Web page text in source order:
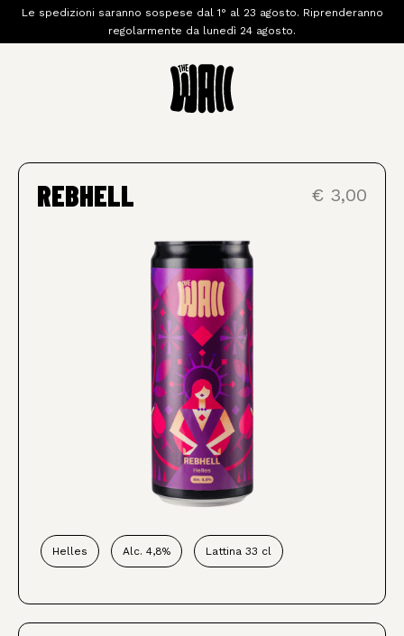
Le spedizioni saranno sospese dal 1° al 23 agosto. Riprenderanno
regolarmente da lunedì 24 agosto.
REBHELL € 3,00
Helles Alc. 4,8% Lattina 33 cl